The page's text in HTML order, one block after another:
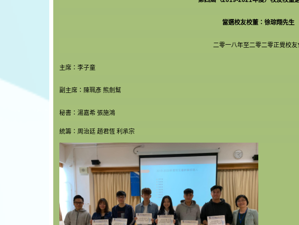
當選校友校董：徐琮翔先生
二零一八年至二零二零正覺校友
主席：李子童
副主席：陳珮彥 熊劍幫
秘書：湯嘉希 張施鴻
統籌：周治廷 趙君恆 利承宗